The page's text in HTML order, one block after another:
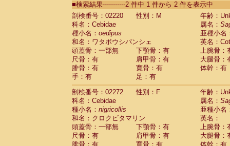
CebidaeSaguinus labiatus(0)
Cebidae Saguinus leucopus (0)
Cebidae
Cebidae
CebidaeSaguinus nigricollis (1)
Cebidae Saguinus oedipus
Cebidae Saguinus weddelli
Cebidae Saguinusspp.
Cebidae Aotus trivirgatus
Cebidae Cebus albifrons
Cebidae
CebidaeCebus capucinus
CebidaeCebus nigrivittatus
Cebidae Cebusspp.(0)
Cebidae Saimiri boliviensis
■検索結果-----------2 件中 1 件から 2 件を表示中
剖検番号：02220
性別：M
年齢：
科名：Cebidae
属名：
種小名： oedipus
亜種小名
和名：ワタボウシパンシェ
英名：
頭蓋骨：一部無
下顎骨：有
上腕骨：
尺骨：有
肩甲骨：有
大腿骨：
腓骨：有
寛骨：有
体幹：有
手：有
足：有
剖検番号：02272
性別：F
年齢：
科名：Cebidae
属名：
種小名： nigricollis
亜種小名
和名：クロクビタマリン
英名：
頭蓋骨：一部無
下顎骨：有
上腕骨：
尺骨：有
肩甲骨：有
大腿骨：
腓骨：有
寛骨：有
体幹：有